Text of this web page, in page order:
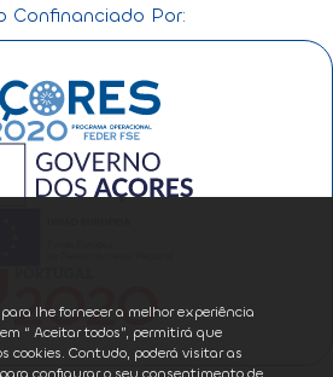
lhe fornecer a melhor experiência
“ Aceitar todos”, permitirá que
cookies. Contudo, poderá visitar as
Confinanciado Por: